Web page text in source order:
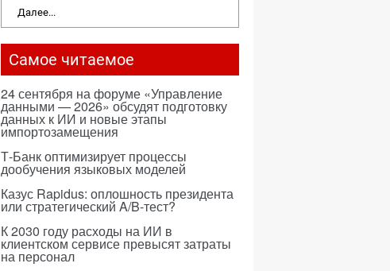
Далее...
Самое читаемое
24 сентября на форуме «Управление
данными — 2026» обсудят подготовку
данных к ИИ и новые этапы
импортозамещения
Т-Банк оптимизирует процессы
дообучения языковых моделей
Казус Rapidus: оплошность президента
или стратегический A/B-тест?
К 2030 году расходы на ИИ в
клиентском сервисе превысят затраты
на персонал